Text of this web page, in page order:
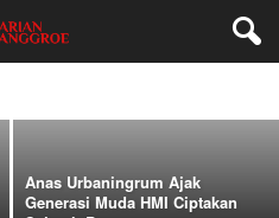
POLITIK SOSIAL
SPORT
dalam
melalui OSS RBA
Anas Urbaningrum Ajak
Generasi Muda HMI Ciptakan